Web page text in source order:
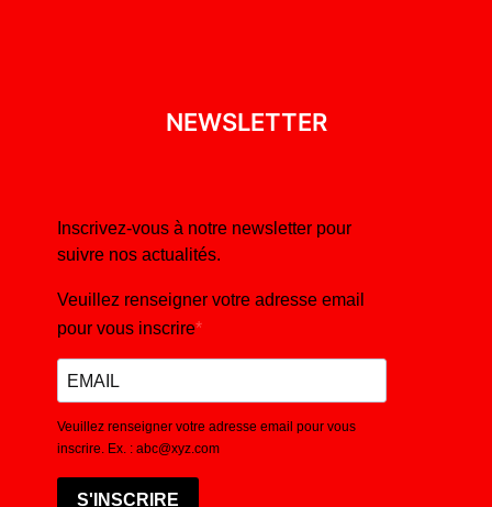
NEWSLETTER
Inscrivez-vous à notre newsletter pour
suivre nos actualités.
Veuillez renseigner votre adresse email
pour vous inscrire
Veuillez renseigner votre adresse email pour vous
inscrire. Ex. : abc@xyz.com
S'INSCRIRE